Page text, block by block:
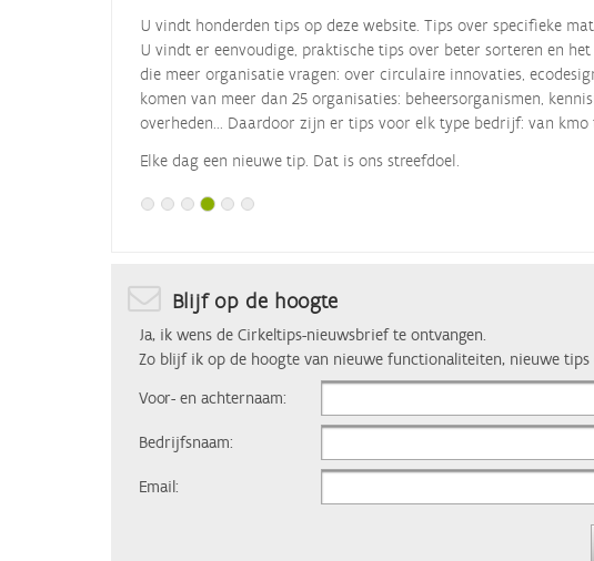
U vindt honderden tips op deze website. Tips over specifieke
U vindt er eenvoudige, praktische tips over beter sorteren en
die meer organisatie vragen: over circulaire innovaties,
komen van meer dan 25 organisaties: beheersorganismen,
overheden... Daardoor zijn er tips voor elk type bedrijf: van
Elke dag een nieuwe tip. Dat is ons streefdoel.
Blijf op de hoogte
Ja, ik wens de Cirkeltips-nieuwsbrief te ontvangen.
Zo blijf ik op de hoogte van nieuwe functionaliteiten, nieuwe tips
Voor- en achternaam:
Bedrijfsnaam:
Email: